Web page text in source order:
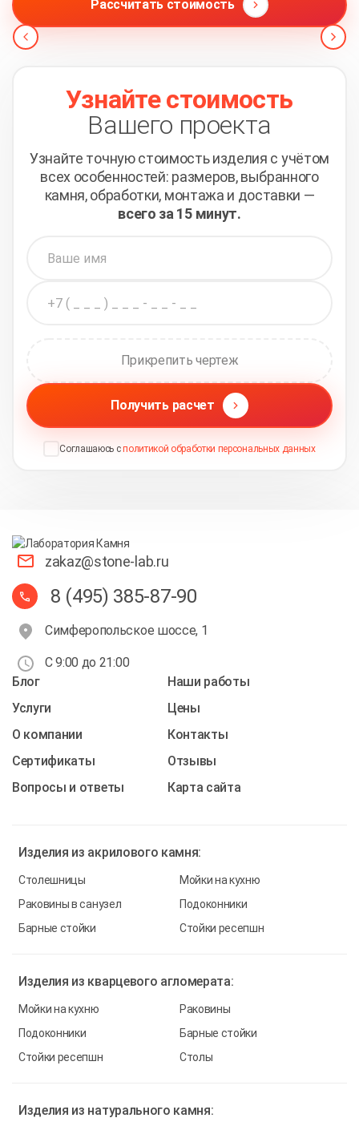
Рассчитать стоимость
Узнайте стоимость
Вашего проекта
Узнайте точную стоимость изделия с учётом
всех особенностей: размеров, выбранного
камня, обработки, монтажа и доставки —
всего за 15 минут.
Прикрепить чертеж
Получить расчет
Соглашаюсь с политикой обработки персональных данных
zakaz@stone-lab.ru
8 (495) 385-87-90
Симферопольское шоссе, 1
С 9:00 до 21:00
Блог
Наши работы
Услуги
Цены
О компании
Контакты
Cертификаты
Отзывы
Вопросы и ответы
Карта сайта
Изделия из акрилового камня:
Столешницы
Мойки на кухню
Раковины в санузел
Подоконники
Барные стойки
Стойки ресепшн
Изделия из кварцевого агломерата:
Мойки на кухню
Раковины
Подоконники
Барные стойки
Стойки ресепшн
Столы
Изделия из натурального камня: